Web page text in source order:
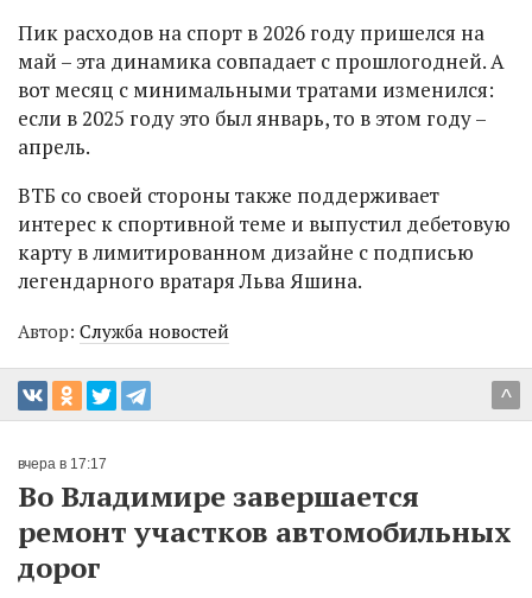
Пик расходов на спорт в 2026 году пришелся на
май – эта динамика совпадает с прошлогодней. А
вот месяц с минимальными тратами изменился:
если в 2025 году это был январь, то в этом году –
апрель.
ВТБ со своей стороны также поддерживает
интерес к спортивной теме и выпустил дебетовую
карту в лимитированном дизайне с подписью
легендарного вратаря Льва Яшина.
Автор: Служба новостей
^
вчера в 17:17
Во Владимире завершается
ремонт участков автомобильных
дорог